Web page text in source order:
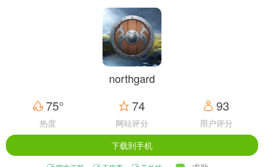
赛车竞速
3百+款游戏
northgard
75°
热度
74
网站评分
93
用户评分
下载到手机